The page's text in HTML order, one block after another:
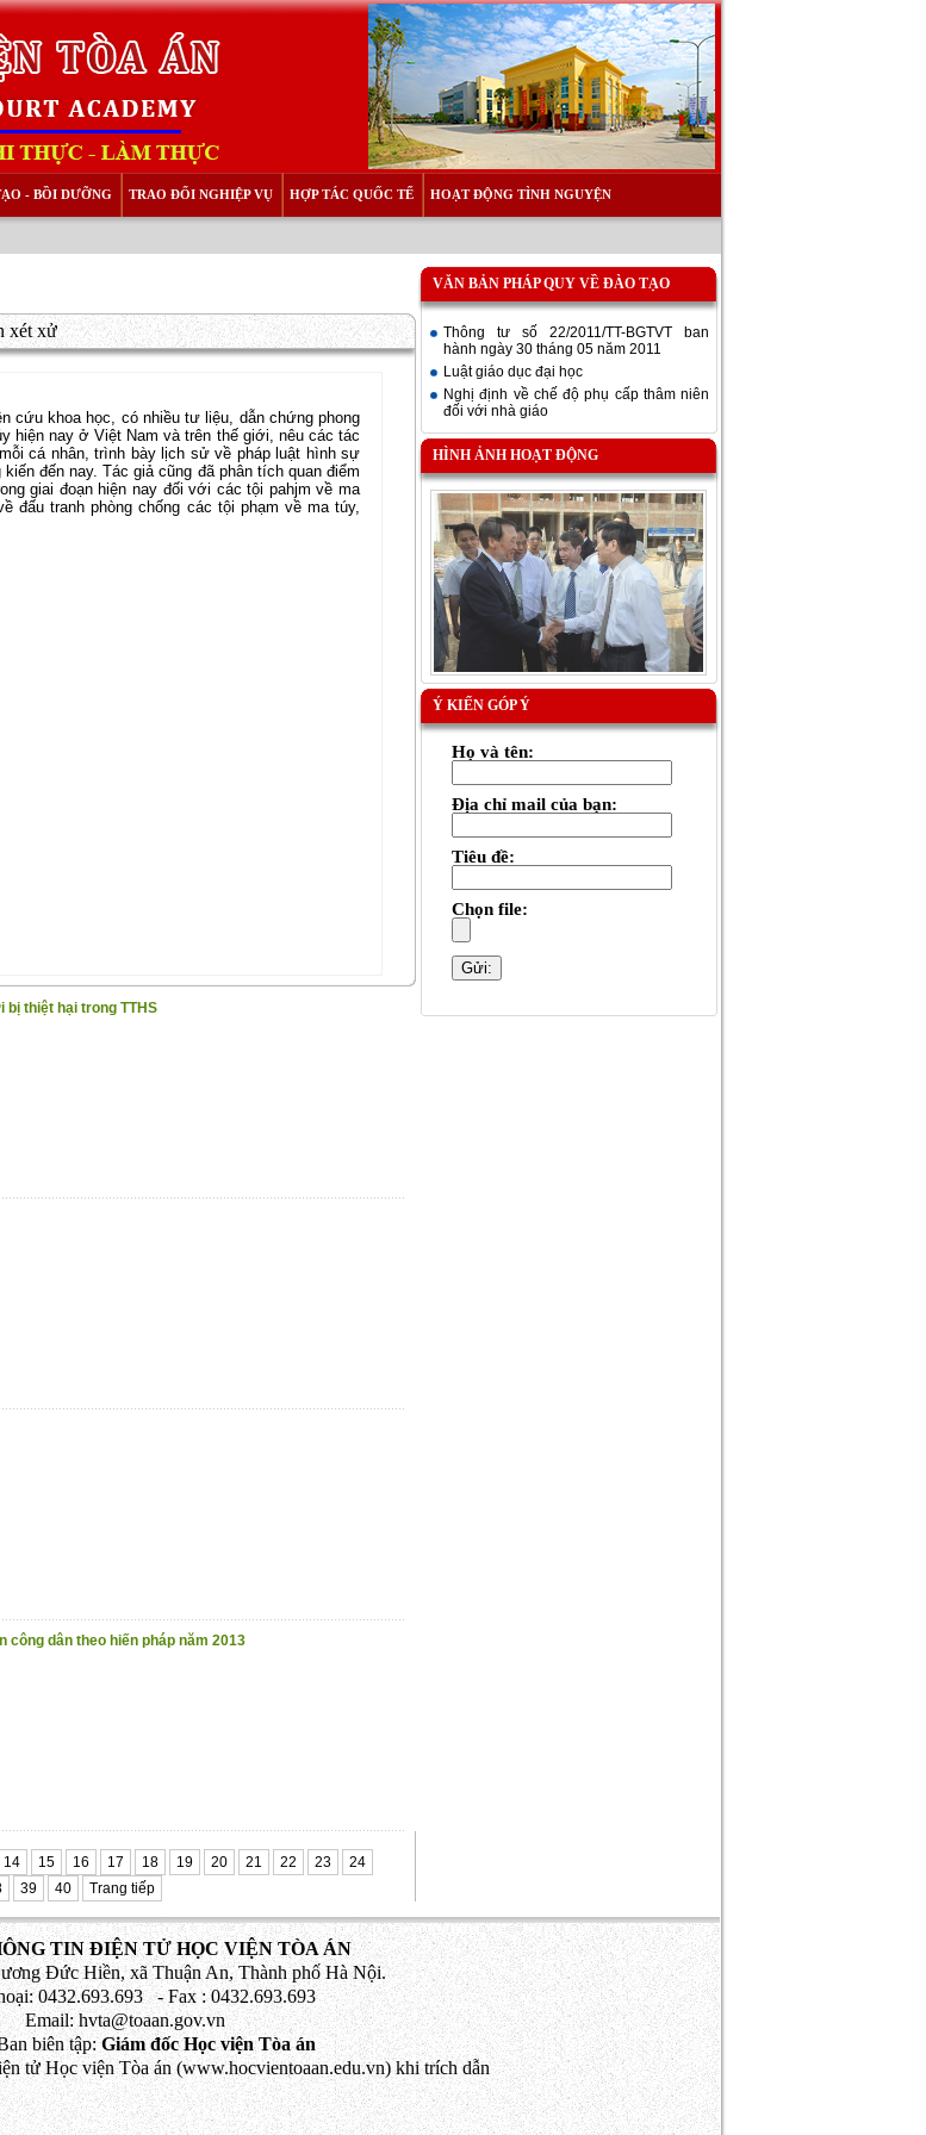
- BỒI DƯỠNG TRAO ĐỔI NGHIỆP VỤ HỢP TÁC QUỐC TẾ HOẠT ĐỘNG TÌNH NGUYỆN
xét xử
cứu khoa học, có nhiều tư liệu, dẫn chứng phong
hiện nay ở Việt Nam và trên thế giới, nêu các tác
cá nhân, trình bày lịch sử về pháp luật hình sự
đến nay. Tác giả cũng đã phân tích quan điểm
giai đoạn hiện nay đối với các tội pahjm về ma
đấu tranh phòng chống các tội phạm về ma túy,
thiệt hại trong TTHS
công dân theo hiến pháp năm 2013
14 15 16 17 18 19 20 21 22 23
24
39 40 Trang tiếp
VĂN BẢN PHÁP QUY VỀ ĐÀO TẠO
Thông tư số 22/2011/TT-BGTVT ban
hành ngày 30 tháng 05 năm 2011
Luật giáo dục đại học
Nghị định về chế độ phụ cấp thâm niên
đối với nhà giáo
HÌNH ẢNH HOẠT ĐỘNG
Ý KIẾN GÓP Ý
Họ và tên:
Địa chỉ mail của bạn:
Tiêu đề:
Chọn file:
TIN ĐIỆN TỬ HỌC VIỆN TÒA ÁN
Đức Hiền, xã Thuận An, Thành phố Hà Nội.
0432.693.693 - Fax : 0432.693.693
Email: hvta@toaan.gov.vn
biên tập:Giám đốc Học viện Tòa án
tử Học viện Tòa án (www.hocvientoaan.edu.vn) khi trích dẫn